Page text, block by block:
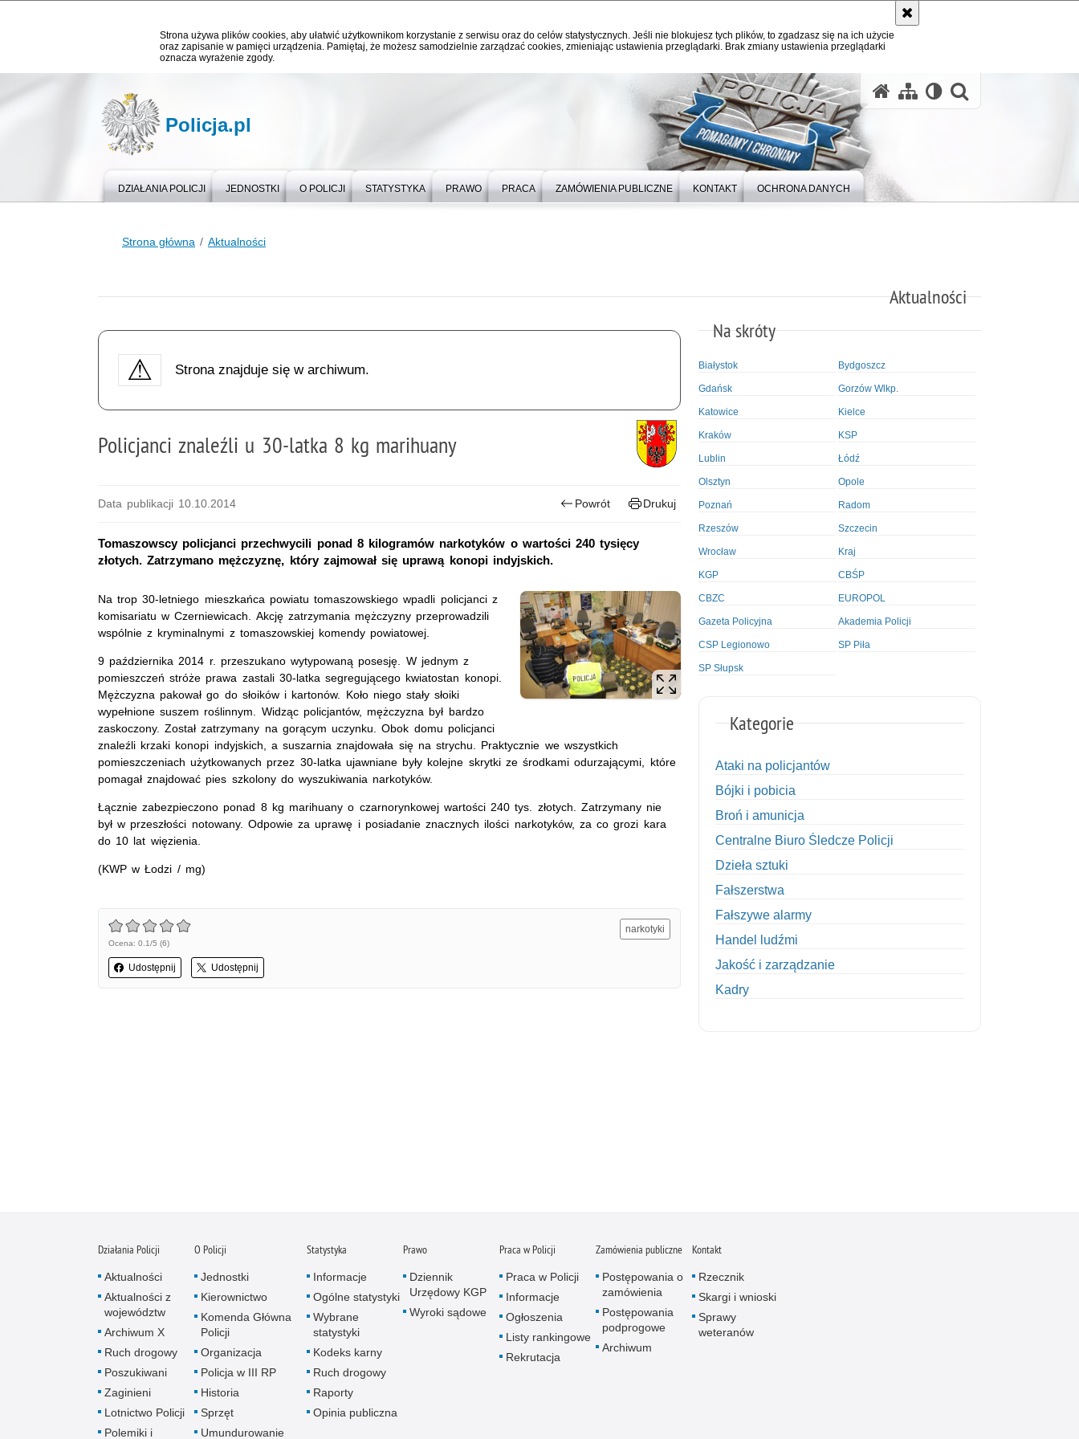
Strona używa plików cookies, aby ułatwić użytkownikom korzystanie z serwisu oraz do celów statystycznych. Jeśli nie blokujesz tych plików, to zgadzasz się na ich użycie
oraz zapisanie w pamięci urządzenia. Pamiętaj, że możesz samodzielnie zarządzać cookies, zmieniając ustawienia przeglądarki. Brak zmiany ustawienia przeglądarki
oznacza wyrażenie zgody.
Policja.pl
DZIAŁANIA POLICJI JEDNOSTKI O POLICJI STATYSTYKA PRAWO PRACA ZAMÓWIENIA PUBLICZNE KONTAKT OCHRONA DANYCH
Strona główna Aktualności
Aktualności
Strona znajduje się w archiwum.
Policjanci znaleźli u 30-latka 8 kg marihuany
Data publikacji 10.10.2014 Powrót Drukuj
Tomaszowscy policjanci przechwycili ponad 8 kilogramów narkotyków o wartości 240 tysięcy
złotych. Zatrzymano mężczyznę, który zajmował się uprawą konopi indyjskich.
Na trop 30-letniego mieszkańca powiatu tomaszowskiego wpadli policjanci z
komisariatu w Czerniewicach. Akcję zatrzymania mężczyzny przeprowadzili
wspólnie z kryminalnymi z tomaszowskiej komendy powiatowej.
9 października 2014 r. przeszukano wytypowaną posesję. W jednym z
pomieszczeń stróże prawa zastali 30-latka segregującego kwiatostan konopi.
Mężczyzna pakował go do słoików i kartonów. Koło niego stały słoiki
wypełnione suszem roślinnym. Widząc policjantów, mężczyzna był bardzo
zaskoczony. Został zatrzymany na gorącym uczynku. Obok domu policjanci
znaleźli krzaki konopi indyjskich, a suszarnia znajdowała się na strychu. Praktycznie we wszystkich
pomieszczeniach użytkowanych przez 30-latka ujawniane były kolejne skrytki ze środkami odurzającymi, które
pomagał znajdować pies szkolony do wyszukiwania narkotyków.
Łącznie zabezpieczono ponad 8 kg marihuany o czarnorynkowej wartości 240 tys. złotych. Zatrzymany nie
był w przeszłości notowany. Odpowie za uprawę i posiadanie znacznych ilości narkotyków, za co grozi kara
do 10 lat więzienia.
(KWP w Łodzi / mg)
Ocena: 0.1/5 (6)
Udostępnij Udostępnij
narkotyki
Na skróty
Białystok Bydgoszcz
Gdańsk Gorzów Wlkp.
Katowice Kielce
Kraków KSP
Lublin Łódź
Olsztyn Opole
Poznań Radom
Rzeszów Szczecin
Wrocław Kraj
KGP CBŚP
CBZC EUROPOL
Gazeta Policyjna Akademia Policji
CSP Legionowo SP Piła
SP Słupsk
Kategorie
Ataki na policjantów
Bójki i pobicia
Broń i amunicja
Centralne Biuro Śledcze Policji
Dzieła sztuki
Fałszerstwa
Fałszywe alarmy
Handel ludźmi
Jakość i zarządzanie
Kadry
Nietrzeźwi kierujący
Nietrzeźwi opiekunowie
Działania Policji
Aktualności
Aktualności z
województw
Archiwum X
Ruch drogowy
Poszukiwani
Zaginieni
Lotnictwo Policji
Polemiki i
O Policji
Jednostki
Kierownictwo
Komenda Główna
Policji
Organizacja
Policja w III RP
Historia
Sprzęt
Umundurowanie
Statystyka
Informacje
Ogólne statystyki
Wybrane
statystyki
Kodeks karny
Ruch drogowy
Raporty
Opinia publiczna
Prawo
Dziennik
Urzędowy KGP
Wyroki sądowe
Praca w Policji
Praca w Policji
Informacje
Ogłoszenia
Listy rankingowe
Rekrutacja
Zamówienia publiczne
Postępowania o
zamówienia
Postępowania
podprogowe
Archiwum
Kontakt
Rzecznik
Skargi i wnioski
Sprawy
weteranów